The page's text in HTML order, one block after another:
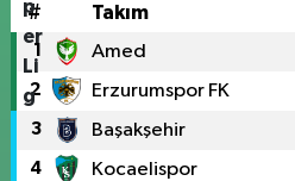
# Takım
1 Amed
2 Erzurumspor FK
3 Başakşehir
4 Kocaelispor